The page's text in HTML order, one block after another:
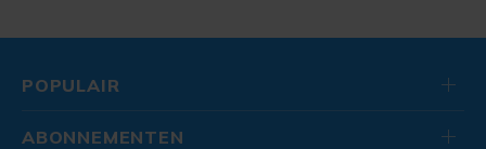
POPULAIR
ABONNEMENTEN